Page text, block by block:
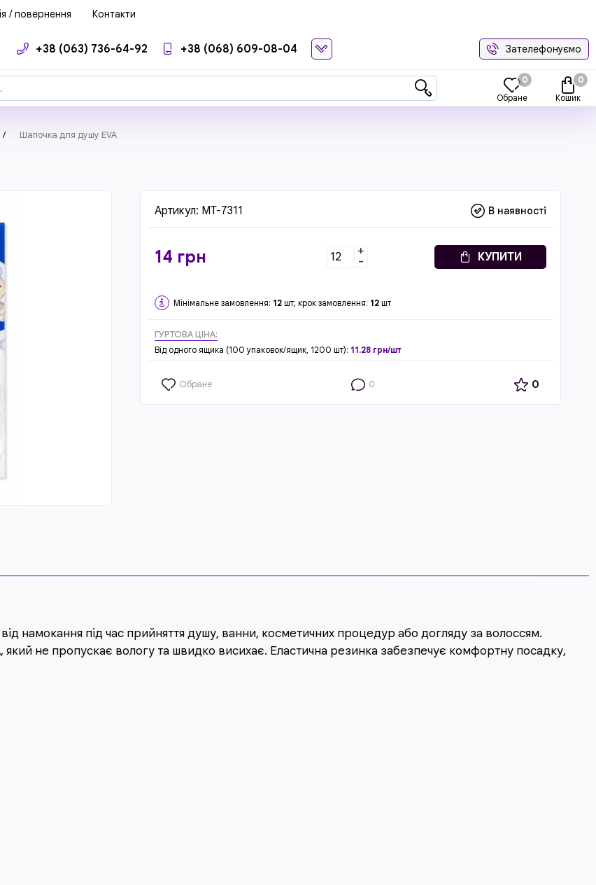
/ повернення Контакти
+38 (063) 736-64-92 +38 (068) 609-08-04 Зателефонуємо
Обране
0
Кошик
0
/ Шапочка для душу EVA
Артикул: MT-7311 В наявності
14 грн +
- КУПИТИ
Мінімальне замовлення: 12 шт; крок замовлення: 12 шт
ГУРТОВА ЦІНА:
Від одного ящика (100 упаковок/ящик, 1200 шт): 11.28 грн/шт
Обране 0 0
намокання під час прийняття душу, ванни, косметичних процедур або догляду за волоссям.
який не пропускає вологу та швидко висихає. Еластична резинка забезпечує комфортну посадку,